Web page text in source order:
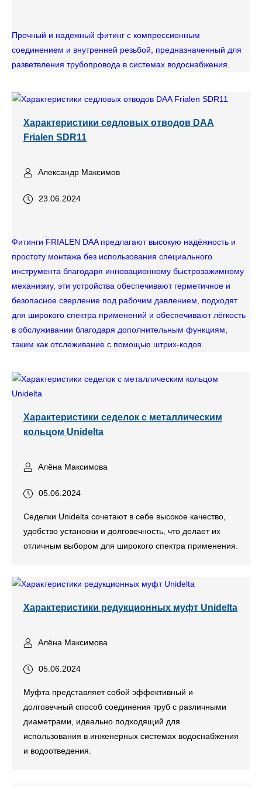
Прочный и надежный фитинг с компрессионным
соединением и внутренней резьбой, предназначенный для
разветвления трубопровода в системах водоснабжения.
Характеристики седловых отводов DAA
Frialen SDR11
Александр Максимов
23.06.2024
Фитинги FRIALEN DAA предлагают высокую надёжность и
простоту монтажа без использования специального
инструмента благодаря инновационному быстрозажимному
механизму, эти устройства обеспечивают герметичное и
безопасное сверление под рабочим давлением, подходят
для широкого спектра применений и обеспечивают лёгкость
в обслуживании благодаря дополнительным функциям,
таким как отслеживание с помощью штрих-кодов.
Характеристики седелок с металлическим
кольцом Unidelta
Алёна Максимова
05.06.2024
Седелки Unidelta сочетают в себе высокое качество,
удобство установки и долговечность, что делает их
отличным выбором для широкого спектра применения.
Характеристики редукционных муфт Unidelta
Алёна Максимова
05.06.2024
Муфта представляет собой эффективный и
долговечный способ соединения труб с различными
диаметрами, идеально подходящий для
использования в инженерных системах водоснабжения
и водоотведения.